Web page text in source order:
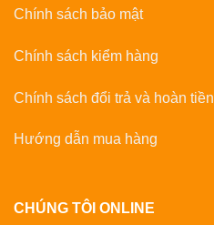
Chính sách bảo mật
Chính sách kiểm hàng
Chính sách đổi trả và hoàn tiền
Hướng dẫn mua hàng
CHÚNG TÔI ONLINE